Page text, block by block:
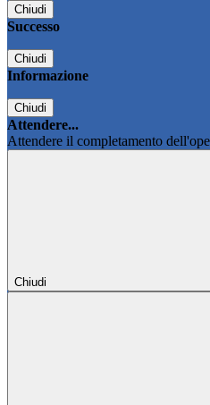
Chiudi
Successo
Chiudi
Informazione
Chiudi
Attendere...
Attendere il completamento
Chiudi